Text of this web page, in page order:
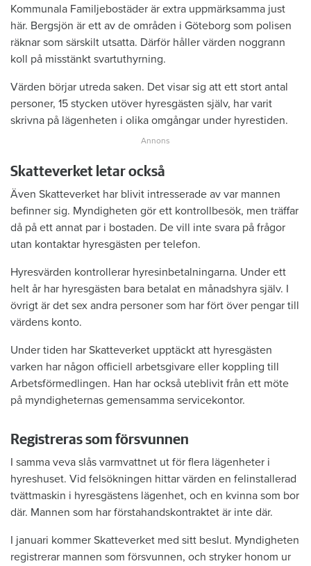
Kommunala Familjebostäder är extra uppmärksamma just
här. Bergsjön är ett av de områden i Göteborg som polisen
räknar som särskilt utsatta. Därför håller värden noggrann
koll på misstänkt svartuthyrning.
Värden börjar utreda saken. Det visar sig att ett stort antal
personer, 15 stycken utöver hyresgästen själv, har varit
skrivna på lägenheten i olika omgångar under hyrestiden.
Skatteverket letar också
Även Skatteverket har blivit intresserade av var mannen
befinner sig. Myndigheten gör ett kontrollbesök, men träffar
då på ett annat par i bostaden. De vill inte svara på frågor
utan kontaktar hyresgästen per telefon.
Hyresvärden kontrollerar hyresinbetalningarna. Under ett
helt år har hyresgästen bara betalat en månadshyra själv. I
övrigt är det sex andra personer som har fört över pengar till
värdens konto.
Under tiden har Skatteverket upptäckt att hyresgästen
varken har någon officiell arbetsgivare eller koppling till
Arbetsförmedlingen. Han har också uteblivit från ett möte
på myndigheternas gemensamma servicekontor.
Registreras som försvunnen
I samma veva slås varmvattnet ut för flera lägenheter i
hyreshuset. Vid felsökningen hittar värden en felinstallerad
tvättmaskin i hyresgästens lägenhet, och en kvinna som bor
där. Mannen som har förstahandskontraktet är inte där.
I januari kommer Skatteverket med sitt beslut. Myndigheten
registrerar mannen som försvunnen, och stryker honom ur